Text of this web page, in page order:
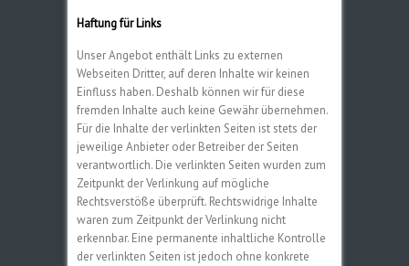
Haftung für Links
Unser Angebot enthält Links zu externen
Webseiten Dritter, auf deren Inhalte wir keinen
Einfluss haben. Deshalb können wir für diese
fremden Inhalte auch keine Gewähr übernehmen.
Für die Inhalte der verlinkten Seiten ist stets der
jeweilige Anbieter oder Betreiber der Seiten
verantwortlich. Die verlinkten Seiten wurden zum
Zeitpunkt der Verlinkung auf mögliche
Rechtsverstöße überprüft. Rechtswidrige Inhalte
waren zum Zeitpunkt der Verlinkung nicht
erkennbar. Eine permanente inhaltliche Kontrolle
der verlinkten Seiten ist jedoch ohne konkrete